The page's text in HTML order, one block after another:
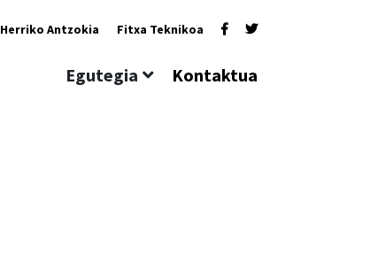
Herriko Antzokia Fitxa Teknikoa
Egutegia Kontaktua